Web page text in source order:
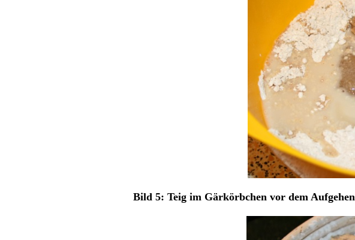
Bild 5: Teig im Gärkörbchen vor dem Aufgehen